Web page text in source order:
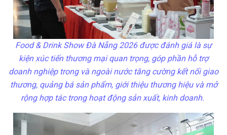
Food & Drink Show Đà Nẵng 2026 được đánh giá là sự
kiện xúc tiến thương mại quan trọng, góp phần hỗ trợ
doanh nghiệp trong và ngoài nước tăng cường kết nối giao
thương, quảng bá sản phẩm, giới thiệu thương hiệu và mở
rộng hợp tác trong hoạt động sản xuất, kinh doanh.